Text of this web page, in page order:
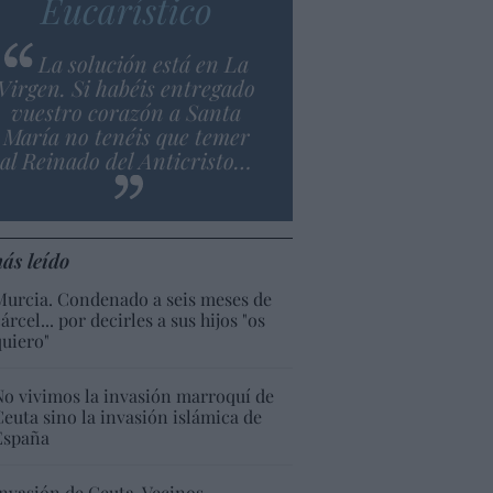
La solución está en La
Virgen. Si habéis entregado
vuestro corazón a Santa
María no tenéis que temer
al Reinado del Anticristo…
leído
Condenado a seis meses de
por decirles a sus hijos "os
vivimos la invasión marroquí de
sino la invasión islámica de